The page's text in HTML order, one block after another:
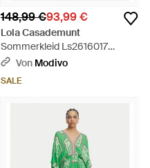
148,99 €93,99 €
Lola Casademunt
Sommerkleid Ls2616017
Regular Fit - Blau
Von Modivo
SALE